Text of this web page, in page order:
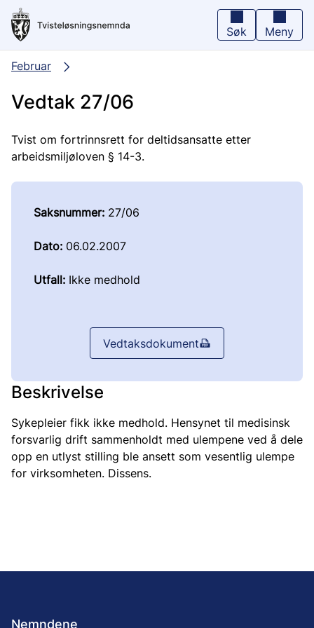
Hopp
hovedinnhold
Søk Meny
Februar
Vedtak 27/06
Tvist om fortrinnsrett for deltidsansatte etter
arbeidsmiljøloven § 14-3.
Saksnummer: 27/06
Dato: 06.02.2007
Utfall: Ikke medhold
Vedtaksdokument
Beskrivelse
Sykepleier fikk ikke medhold. Hensynet til medisinsk
forsvarlig drift sammenholdt med ulempene ved å dele
opp en utlyst stilling ble ansett som vesentlig ulempe
for virksomheten. Dissens.
Nemndene